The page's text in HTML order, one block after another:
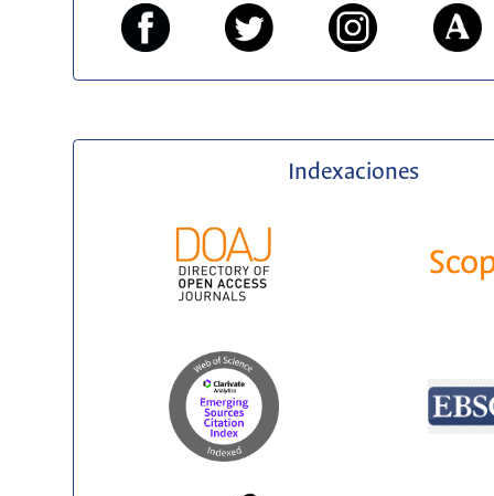
Indexaciones